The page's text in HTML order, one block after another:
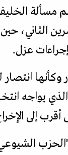
مسألة
الثاني،
عزل.
إلى أن تظهر
يواجه
إلى